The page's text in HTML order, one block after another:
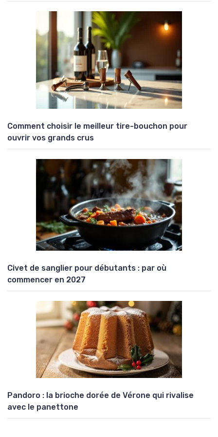
Comment choisir le meilleur tire-bouchon pour
ouvrir vos grands crus
Civet de sanglier pour débutants : par où
commencer en 2027
Pandoro : la brioche dorée de Vérone qui rivalise
avec le panettone